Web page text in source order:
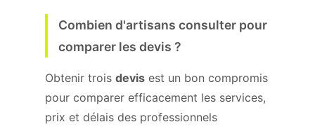
Combien d'artisans consulter pour
comparer les devis ?
Obtenir trois devis est un bon compromis
pour comparer efficacement les services,
prix et délais des professionnels